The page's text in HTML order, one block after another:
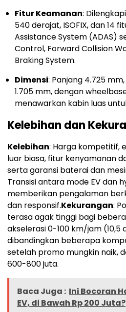
Fitur Keamanan:
540 derajat, ISOFIX, dan 14
Assistance System (ADAS)
Control, Forward Collision
Braking System.
Dimensi: Panjang 4.725
1.705 mm, dengan
menawarkan kabin luas
Kelebihan dan
Kelebihan: Harga kompetitif,
luar biasa, fitur kenyamanan
serta garansi baterai dan
Transisi antara mode EV dan
memberikan pengalaman
dan responsif.Kekurangan:
terasa agak tinggi bagi
akselerasi 0-100 km/jam
dibandingkan beberapa
setelah promo mungkin naik,
600-800 juta.
Baca Juga : Ini Bocoran
EV, di Bawah Rp 200 Juta?